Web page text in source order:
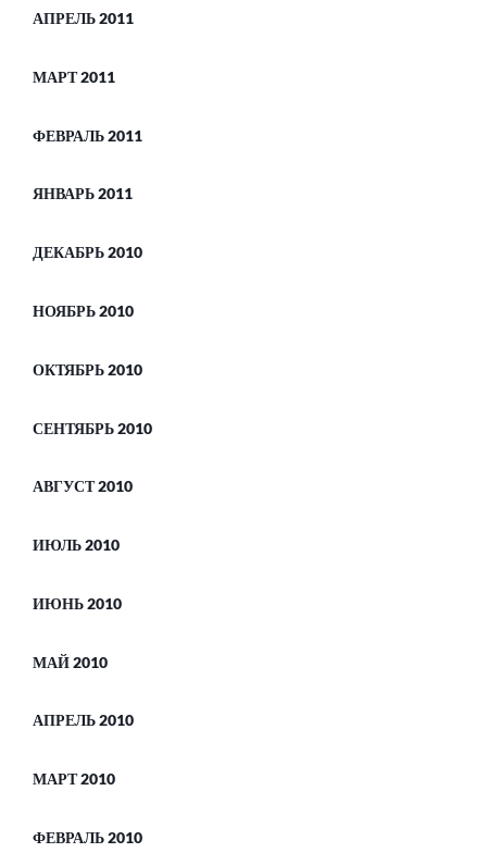
АПРЕЛЬ 2011
МАРТ 2011
ФЕВРАЛЬ 2011
ЯНВАРЬ 2011
ДЕКАБРЬ 2010
НОЯБРЬ 2010
ОКТЯБРЬ 2010
СЕНТЯБРЬ 2010
АВГУСТ 2010
ИЮЛЬ 2010
ИЮНЬ 2010
МАЙ 2010
АПРЕЛЬ 2010
МАРТ 2010
ФЕВРАЛЬ 2010